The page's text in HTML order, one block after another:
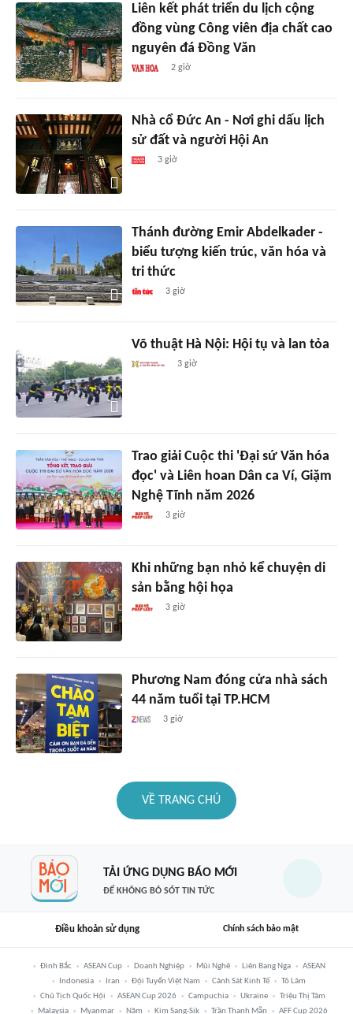
Liên kết phát triển du lịch cộng
đồng vùng Công viên địa chất cao
nguyên đá Đồng Văn
2 giờ
Nhà cổ Đức An - Nơi ghi dấu lịch
sử đất và người Hội An
3 giờ
Thánh đường Emir Abdelkader -
biểu tượng kiến trúc, văn hóa và
tri thức
3 giờ
Võ thuật Hà Nội: Hội tụ và lan tỏa
3 giờ
Trao giải Cuộc thi 'Đại sứ Văn hóa
đọc' và Liên hoan Dân ca Ví, Giặm
Nghệ Tĩnh năm 2026
3 giờ
Khi những bạn nhỏ kể chuyện di
sản bằng hội họa
3 giờ
Phương Nam đóng cửa nhà sách
44 năm tuổi tại TP.HCM
3 giờ
VỀ TRANG CHỦ
TẢI ỨNG DỤNG BÁO MỚI
ĐỂ KHÔNG BỎ SÓT TIN TỨC
Điều khoản sử dụng Chính sách bảo mật
Đình Bắc ASEAN Cup Doanh Nghiệp Mũi Nghê Liên Bang Nga
ASEAN
Indonesia
Iran Đội Tuyển Việt Nam Cảnh Sát Kinh Tế
Tô Lâm
Chủ Tịch Quốc Hội
ASEAN Cup 2026 Campuchia Ukraine
Triệu Thị Tâm
Malaysia
Myanmar Năm Kim Sang-Sik Trần Thanh Mẫn AFF Cup 2026